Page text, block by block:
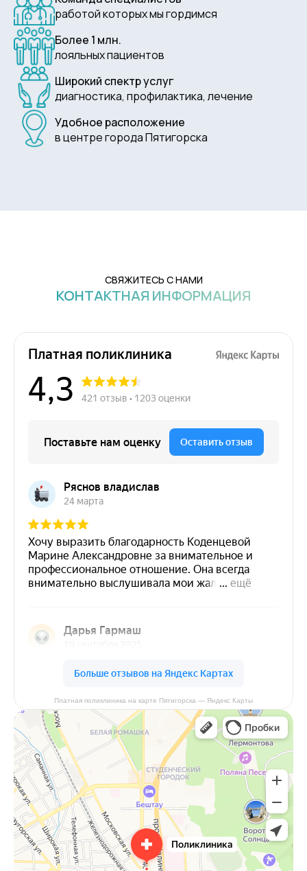
работой которых мы гордимся
Более 1 млн.
лояльных пациентов
Широкий спектр услуг
диагностика, профилактика, лечение
Удобное расположение
в центре города Пятигорска
СВЯЖИТЕСЬ С НАМИ
КОНТАКТНАЯ ИНФОРМАЦИЯ
Платная поликлиника на карте Пятигорска — Яндекс Карты